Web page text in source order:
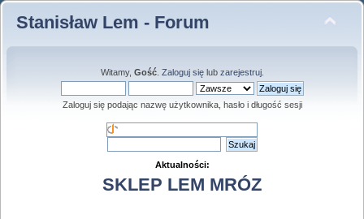
Stanisław Lem - Forum
Witamy, Gość. Zaloguj sięlub zarejestruj.
Zaloguj się podając nazwę użytkownika, hasło i długość sesji
Aktualności:
SKLEP LEM MRÓZ